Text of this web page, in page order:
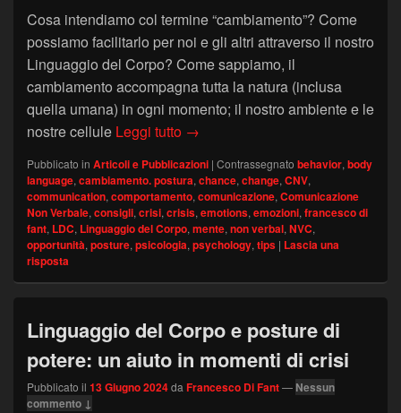
Cosa intendiamo col termine “cambiamento”? Come
possiamo facilitarlo per noi e gli altri attraverso il nostro
Linguaggio del Corpo? Come sappiamo, il
cambiamento accompagna tutta la natura (inclusa
quella umana) in ogni momento; il nostro ambiente e le
nostre cellule Leggi tutto Cambiamento e Linguaggio del
→
Pubblicato in Articoli e Pubblicazioni | Contrassegnato behavior,body
language,cambiamento. postura,chance,change,CNV,
communication,comportamento,comunicazione,Comunicazione
Non Verbale,consigli,crisi,crisis,emotions,emozioni,francesco di
fant, LDC, Linguaggio del Corpo,mente,non verbal,NVC,
opportunità,posture,psicologia,psychology,tips | Lascia una
risposta
Linguaggio del Corpo e posture di
potere: un aiuto in momenti di crisi
Pubblicato il 13 Giugno 2024daFrancesco Di Fant— Nessun
commento ↓